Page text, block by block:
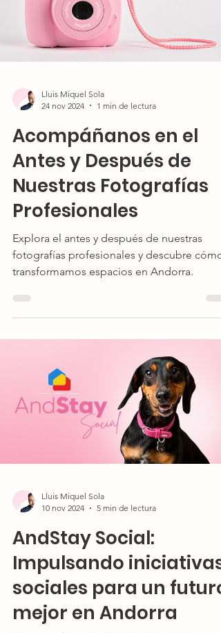
Lluis Miquel Sola
24 nov 2024
1 min de lectura
Acompáñanos en el
Antes y Después de
Nuestras Fotografías
Profesionales
Explora el antes y después de nuestras
fotografías profesionales y descubre cómo
transformamos espacios en Andorra.
Lluis Miquel Sola
10 nov 2024
5 min de lectura
AndStay Social:
Impulsando iniciativas
sociales para un futuro
mejor en Andorra